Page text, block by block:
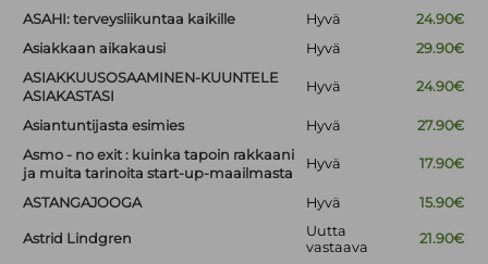
ASAHI: terveysliikuntaa kaikille Hyvä
24.90€
Asiakkaan aikakausi
Hyvä
29.90€
ASIAKKUUSOSAAMINEN-KUUNTELE
ASIAKASTASI
Hyvä 24.90€
Asiantuntijasta esimies Hyvä
27.90€
Asmo - no exit : kuinka tapoin rakkaani
ja muita tarinoita start-up-maailmasta
Hyvä 17.90€
ASTANGAJOOGA Hyvä 15.90€
Astrid Lindgren
Uutta
vastaava
21.90€